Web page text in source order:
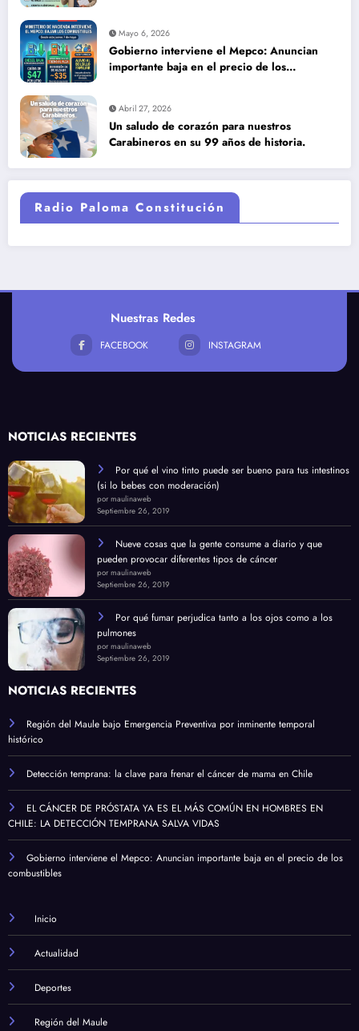
Mayo 6, 2026
Gobierno interviene el Mepco: Anuncian
importante baja en el precio de los
Abril 27, 2026
Un saludo de corazón para nuestros
Carabineros en su 99 años de historia.
Radio Paloma Constitución
Nuestras Redes
FACEBOOK INSTAGRAM
NOTICIAS RECIENTES
Por qué el vino tinto puede ser bueno para tus intestinos
(si lo bebes con moderación)
por maulinaweb
Septiembre 26, 2019
Nueve cosas que la gente consume a diario y que
pueden provocar diferentes tipos de cáncer
por maulinaweb
Septiembre 26, 2019
Por qué fumar perjudica tanto a los ojos como a los
pulmones
por maulinaweb
Septiembre 26, 2019
NOTICIAS RECIENTES
Región del Maule bajo Emergencia Preventiva por inminente temporal
histórico
Detección temprana: la clave para frenar el cáncer de mama en Chile
EL CÁNCER DE PRÓSTATA YA ES EL MÁS COMÚN EN HOMBRES EN
CHILE: LA DETECCIÓN TEMPRANA SALVA VIDAS
Gobierno interviene el Mepco: Anuncian importante baja en el precio de los
combustibles
Inicio
Actualidad
Deportes
Región del Maule